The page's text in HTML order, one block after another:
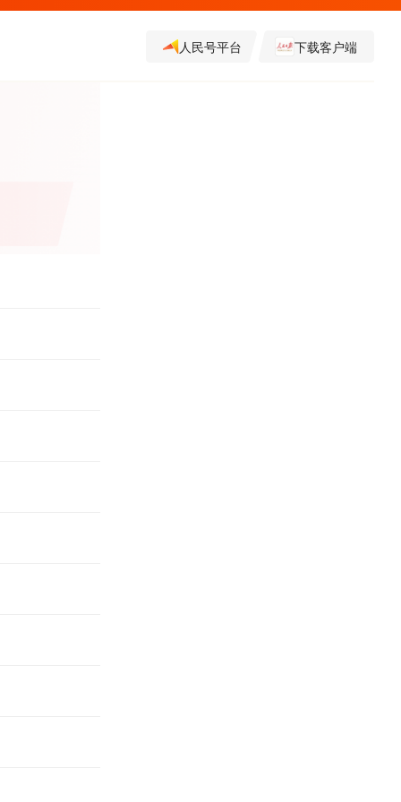
人民号平台 下载客户端